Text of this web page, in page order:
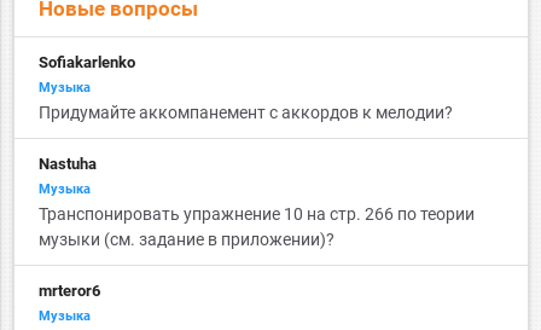
Новые вопросы
Sofiakarlenko
Музыка
Придумайте аккомпанемент с аккордов к мелодии?
Nastuha
Музыка
Транспонировать упражнение 10 на стр. 266 по теории
музыки (см. задание в приложении)?
mrteror6
Музыка